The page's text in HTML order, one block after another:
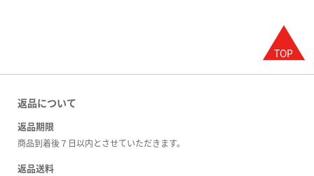
返品について
返品期限
商品到着後７日以内とさせていただきます。
返品送料